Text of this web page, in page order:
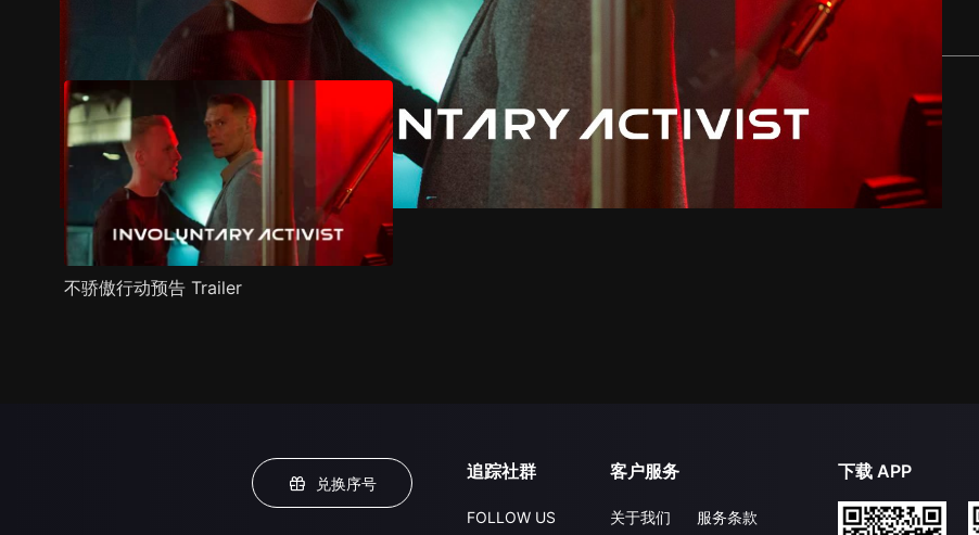
推荐影片 剧情介绍
不骄傲行动预告 Trailer
兑换序号
追踪社群
FOLLOW US
客户服务
关于我们 服务条款
下载 APP